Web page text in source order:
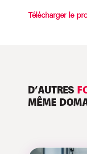
Télécharger le
D’AUTRES
MÊME